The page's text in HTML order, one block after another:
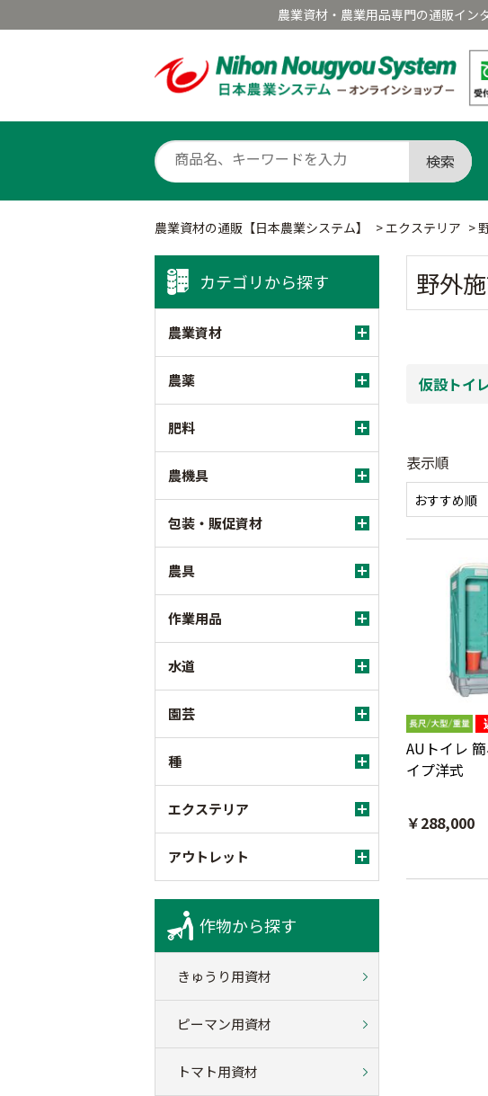
農業資材・農業用品専門の通販イン
検索
農業資材の通販【日本農業システム】 >エクステリア >
カテゴリから探す
農業資材
農薬
肥料
農機具
包装・販促資材
農具
作業用品
水道
園芸
種
エクステリア
アウトレット
作物から探す
きゅうり用資材
ピーマン用資材
トマト用資材
野外
仮設トイ
表示順
AUトイレ
イプ洋式
￥288,000